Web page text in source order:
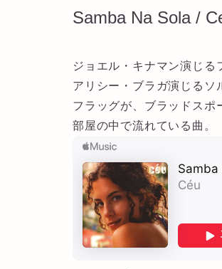
Samba Na Sola /
ジョエル・キナマン演じる
アリシー・ブラガ演じるソ
フラッグが、ブラッドスポ
部屋の中で流れている曲。